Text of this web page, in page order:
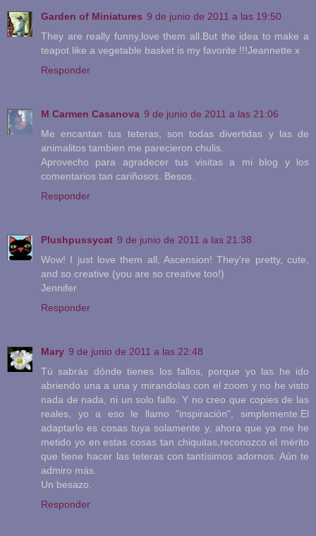
Garden of Miniatures 9 de junio de 2011 a las 19:50
They are really funny,love them all.But the idea to make a
teapot like a vegetable basket is my favorite !!!Jeannette x
Responder
M Carmen Casanova 9 de junio de 2011 a las 21:06
Me encantan tus teteras, son todas divertidas y las de
animalitos tambien me parecieron chulis.
Aprovecho para agradecer tus visitas a mi blog y los
comentarios tan cariñosos. Besos.
Responder
Plushpussycat 9 de junio de 2011 a las 21:38
Wow! I just love them all, Ascension! They're pretty, cute,
and so creative (you are so creative too!)
Jennifer
Responder
Mary 9 de junio de 2011 a las 22:48
Tú sabrás dónde tienes los fallos, porque yo las he ido
abriendo una a una y mirandolas con el zoom y no he visto
nada de nada, ni un solo fallo. Y no creo que copies de las
reales, yo a eso le llamo "inspiración", simplemente.El
adaptarlo es cosas tuya solamente y, ahora que ya me he
metido yo en estas cosas tan chiquitas,reconozco el mérito
que tiene hacer las teteras con tantísimos adornos. Aún te
admiro más.
Un besazo.
Responder